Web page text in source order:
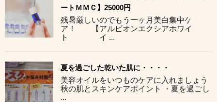
ートＭＭＣ】25000円
残暑厳しいのでもう一ヶ月美白集中ケ
ア！ 【アルビオンエクシアホワイ
ト イ ...
夏を過ごした乾いた肌に・・・・
美容オイルをいつものケアに入れましょう
秋の肌とスキンケアポイント ・夏を過ごし
...